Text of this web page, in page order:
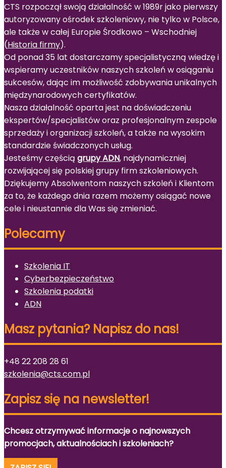
CTS rozpoczął swoją działalność w 1989r jako pierwszy
autoryzowany ośrodek szkoleniowy, nie tylko w Polsce,
ale także w całej Europie Środkowo – Wschodniej
(Historia firmy).
Od ponad 35 lat dostarczamy specjalistyczną wiedzę i
wspieramy uczestników naszych szkoleń w osiąganiu
sukcesów, dając im możliwość zdobywania unikalnych
międzynarodowych certyfikatów.
Nasza działalność oparta jest na doświadczeniu
ekspertów/specjalistów oraz profesjonalnym zespole
sprzedaży i organizacji szkoleń, a także na wysokim
standardzie świadczonych usług.
Jesteśmy częścią grupy ADN, najdynamiczniej
rozwijającej się polskiej grupy firm szkoleniowych.
Dziękujemy Absolwentom naszych szkoleń i Klientom
za to, że każdego dnia razem możemy osiągać nowe
cele i nieustannie dla Was się zmieniać.
Polecamy
Szkolenia IT
Cyberbezpieczeństwo
Szkolenia podatki
ADN
Masz pytania? Napisz do nas!
+48 22 208 28 61
szkolenia@cts.com.pl
Zapisz się na newsletter!
Chcesz otrzymywać informacje o najnowszych
promocjach, aktualnościach i szkoleniach?